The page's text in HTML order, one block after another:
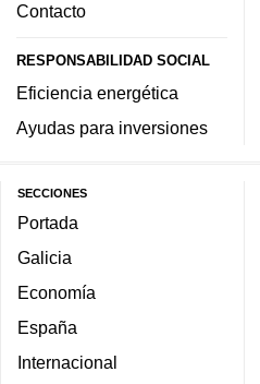
Contacto
RESPONSABILIDAD SOCIAL
Eficiencia energética
Ayudas para inversiones
SECCIONES
Portada
Galicia
Economía
España
Internacional